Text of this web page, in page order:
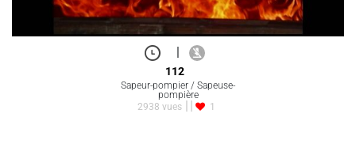
112
Sapeur-pompier / Sapeuse-
pompière
2938 vues
1